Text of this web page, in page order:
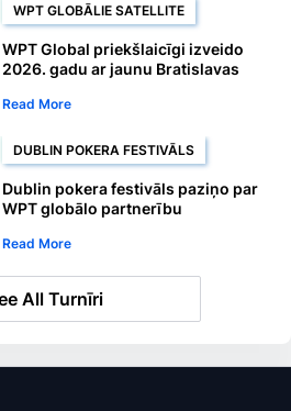
WPT GLOBĀLIE SATELLITE
WPT Global priekšlaicīgi izveido
2026. gadu ar jaunu Bratislavas
Read More
DUBLIN POKERA FESTIVĀLS
Dublin pokera festivāls paziņo par
WPT globālo partnerību
Read More
All Turnīri